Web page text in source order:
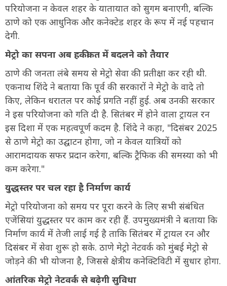
परियोजना न केवल शहर के यातायात को सुगम बनाएगी, बल्कि
ठाणे को एक आधुनिक और कनेक्टेड शहर के रूप में नई पहचान
देगी.
मेट्रो का सपना अब हकीकत में बदलने को तैयार
ठाणे की जनता लंबे समय से मेट्रो सेवा की प्रतीक्षा कर रही थी.
एकनाथ शिंदे ने बताया कि पूर्व की सरकारों ने मेट्रो के वादे तो
किए, लेकिन धरातल पर कोई प्रगति नहीं हुई. अब उनकी सरकार
ने इस परियोजना को गति दी है. सितंबर में होने वाला ट्रायल रन
इस दिशा में एक महत्वपूर्ण कदम है. शिंदे ने कहा, "दिसंबर 2025
से ठाणे मेट्रो का उद्घाटन होगा, जो न केवल यात्रियों को
आरामदायक सफर प्रदान करेगा, बल्कि ट्रैफिक की समस्या को भी
कम करेगा."
युद्धस्तर पर चल रहा है निर्माण कार्य
मेट्रो परियोजना को समय पर पूरा करने के लिए सभी संबंधित
एजेंसियां युद्धस्तर पर काम कर रही हैं. उपमुख्यमंत्री ने बताया कि
निर्माण कार्य में तेजी लाई गई है ताकि सितंबर में ट्रायल रन और
दिसंबर में सेवा शुरू हो सके. ठाणे मेट्रो नेटवर्क को मुंबई मेट्रो से
जोड़ने की भी योजना है, जिससे क्षेत्रीय कनेक्टिविटी में सुधार होगा.
आंतरिक मेट्रो नेटवर्क से बढ़ेगी सुविधा